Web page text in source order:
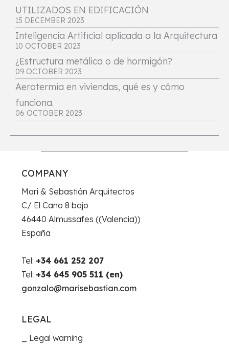
UTILIZADOS EN EDIFICACIÓN
15 DECEMBER 2023
Inteligencia Artificial aplicada a la Arquitectura
10 OCTOBER 2023
¿Estructura metálica o de hormigón?
09 OCTOBER 2023
Aerotermia en viviendas, qué es y cómo
funciona.
06 OCTOBER 2023
COMPANY
Marí & Sebastián Arquitectos
C/ El Cano 8 bajo
46440 Almussafes ((Valencia))
España
Tel: +34 661 252 207
Tel: +34 645 905 511 (en)
gonzalo@marisebastian.com
LEGAL
Legal warning